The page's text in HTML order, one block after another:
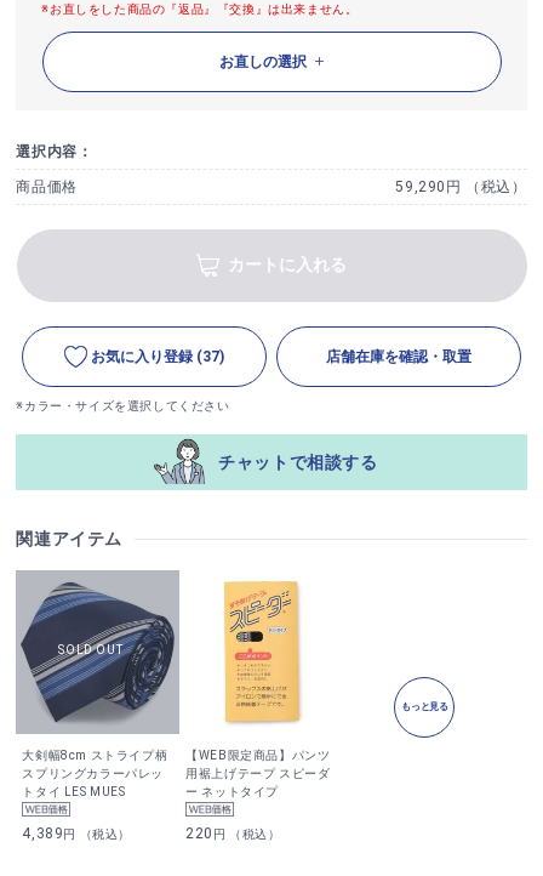
※お直しをした商品の『返品』『交換』は出来ません。
お直しの選択
選択内容：
商品価格 59,290円 （税込）
カートに入れる
お気に入り登録 (37) 店舗在庫を確認・取置
※カラー・サイズを選択してください
チャットで相談する
関連アイテム
大剣幅8cm ストライプ柄
スプリングカラーパレッ
トタイ LES MUES
4,389円 （税込）
【WEB限定商品】パンツ
用裾上げテープ スピーダ
ー ネットタイプ
220 円 （税込）
もっと見る